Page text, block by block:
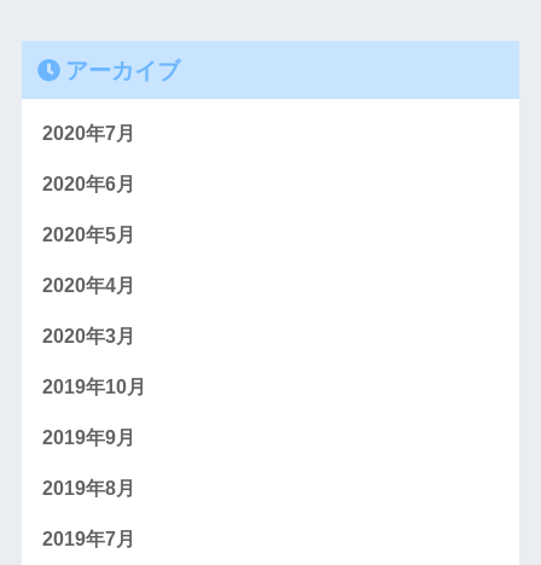
アーカイブ
2020年7月
2020年6月
2020年5月
2020年4月
2020年3月
2019年10月
2019年9月
2019年8月
2019年7月